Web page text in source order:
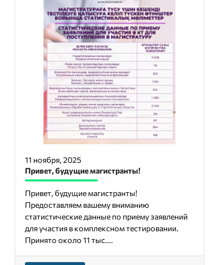
11 ноября, 2025
Привет, будущие магистранты!
Привет, будущие магистранты!
Предоставляем вашему вниманию
статистические данные по приему заявлений
для участия в комплексном тестировании.
Принято около 11 тыс....